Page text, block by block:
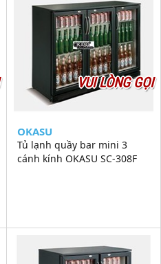
VUI LÒNG GỌI
OKASU
Tủ lạnh quầy bar mini 3
cánh kính OKASU SC-308F